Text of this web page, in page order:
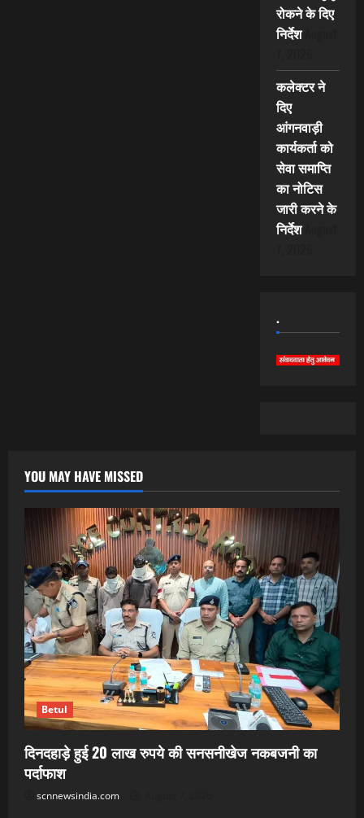
रोकने के दिए
निर्देश
कलेक्टर ने
दिए
आंगनवाड़ी
कार्यकर्ता को
सेवा समाप्ति
का नोटिस
जारी करने के
निर्देश
.
YOU MAY HAVE MISSED
Betul
दिनदहाड़े हुई 20 लाख रुपये की सनसनीखेज नकबजनी का
पर्दाफाश
scnnewsindia.com